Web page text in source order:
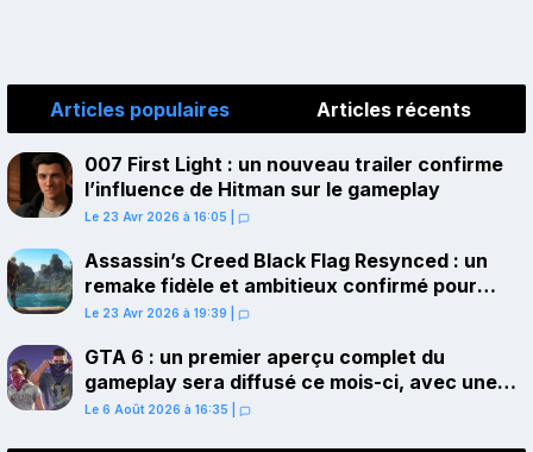
Articles populaires Articles récents
007 First Light : un nouveau trailer confirme
l’influence de Hitman sur le gameplay
Le 23 Avr 2026 à 16:05
Assassin’s Creed Black Flag Resynced : un
remake fidèle et ambitieux confirmé pour
juillet sur PS5
Le 23 Avr 2026 à 19:39
GTA 6 : un premier aperçu complet du
gameplay sera diffusé ce mois-ci, avec une
avant-première sur Netflix
Le 6 Août 2026 à 16:35